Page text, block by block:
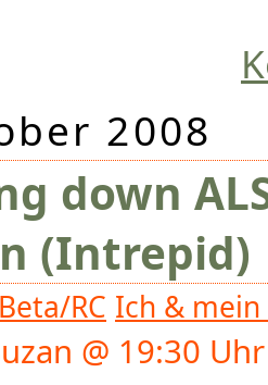
2008
down
(Intrepid)
Beta/RC Ich &
@ 19:30 Uhr